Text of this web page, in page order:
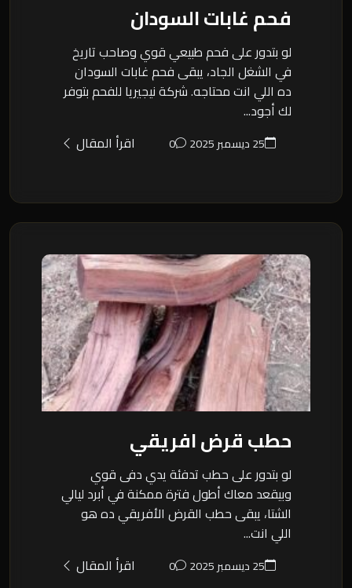
فحم غابات السودان
لو بتدور على فحم طبيعي قوي وصاحب تاريخ
في الشغل الجاد، يبقى فحم غابات السودان
ده اللي انت محتاجه. شركة نيجيريا للفحم بتوفر
لك أجود...
25 ديسمبر 2025 0 اقرأ المقال
حطب قرض افريقي
لو بتدور على حطب تدفئة يدي دفى قوي
وبيقعد معاك أطول فترة ممكنة في أبرد ليالي
الشتا، يبقى حطب القرض الأفريقي ده هو
اللي انت...
25 ديسمبر 2025 0 اقرأ المقال